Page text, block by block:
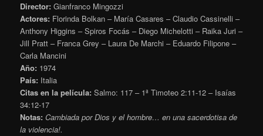
Director: Gianfranco Mingozzi
Actores: Florinda Bolkan – María Casares – Claudio Cassinelli –
Anthony Higgins – Spiros Focás – Diego Michelotti – Raika Juri –
Jill Pratt – Franca Grey – Laura De Marchi – Eduardo Filipone –
Carla Mancini
Año: 1974
País: Italia
Citas en la película: Salmo: 117 – 1ª Timoteo 2:11-12 – Isaías
34:12-17
Notas:Cambiada por Dios y el hombre… en una sacerdotisa de
la violencia!.